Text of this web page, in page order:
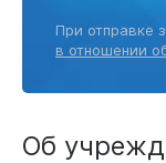
При отправке
в отношении
Об